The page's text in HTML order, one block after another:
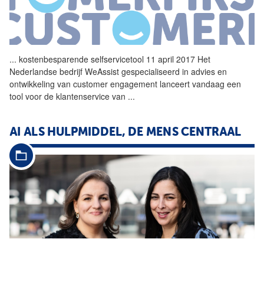
... kostenbesparende selfservicetool 11 april 2017 Het
Nederlandse bedrijf WeAssist gespecialiseerd in advies en
ontwikkeling van customer engagement lanceert vandaag een
tool voor de klantenservice van ...
AI ALS HULPMIDDEL, DE MENS CENTRAAL